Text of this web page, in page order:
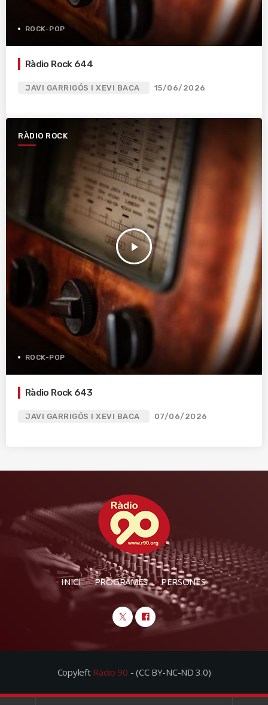
ROCK-POP
Ràdio Rock 644
JAVI GARRIGÓS I XEVI BACA 15/06/2026
RÀDIO ROCK
play_arrow
ROCK-POP
Ràdio Rock 643
JAVI GARRIGÓS I XEVI BACA 07/06/2026
INICI PROGRAMES PERSONES
Copyleft Ràdio 90 - (CC BY-NC-ND 3.0)